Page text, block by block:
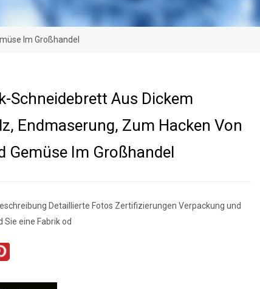
Im Großhandel
Schneidebrett Aus Dickem
Endmaserung, Zum Hacken Von
Gemüse Im Großhandel
Detaillierte Fotos Zertifizierungen Verpackung und
Sie eine Fabrik od